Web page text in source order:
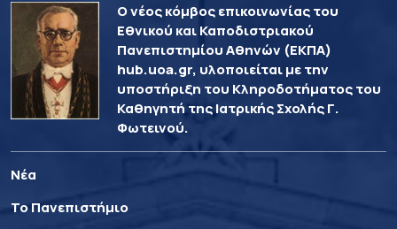
Ο νέος κόμβος επικοινωνίας του
Εθνικού και Καποδιστριακού
Πανεπιστημίου Αθηνών (ΕΚΠΑ)
hub.uoa.gr, υλοποιείται με την
υποστήριξη του Κληροδοτήματος του
Καθηγητή της Ιατρικής Σχολής Γ.
Φωτεινού.
Νέα
Το Πανεπιστήμιο